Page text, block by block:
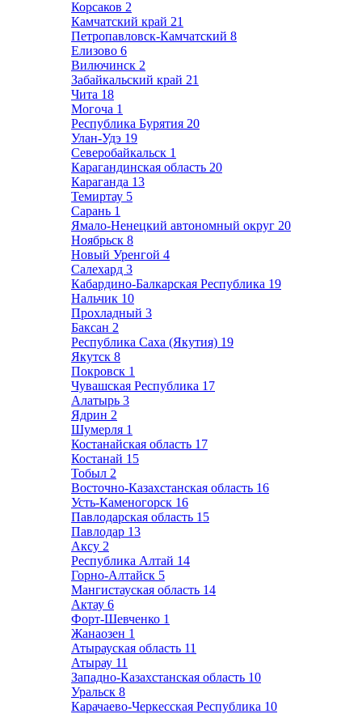
Корсаков 2
Камчатский край 21
Петропавловск-Камчатский 8
Елизово 6
Вилючинск 2
Забайкальский край 21
Чита 18
Могоча 1
Республика Бурятия 20
Улан-Удэ 19
Северобайкальск 1
Карагандинская область 20
Караганда 13
Темиртау 5
Сарань 1
Ямало-Ненецкий автономный округ 20
Ноябрьск 8
Новый Уренгой 4
Салехард 3
Кабардино-Балкарская Республика 19
Нальчик 10
Прохладный 3
Баксан 2
Республика Саха (Якутия) 19
Якутск 8
Покровск 1
Чувашская Республика 17
Алатырь 3
Ядрин 2
Шумерля 1
Костанайская область 17
Костанай 15
Тобыл 2
Восточно-Казахстанская область 16
Усть-Каменогорск 16
Павлодарская область 15
Павлодар 13
Аксу 2
Республика Алтай 14
Горно-Алтайск 5
Мангистауская область 14
Актау 6
Форт-Шевченко 1
Жанаозен 1
Атырауская область 11
Атырау 11
Западно-Казахстанская область 10
Уральск 8
Карачаево-Черкесская Республика 10